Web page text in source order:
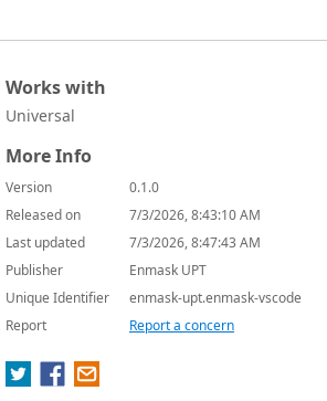
Works with
Universal
More Info
Version
0.1.0
Released on
7/3/2026, 8:43:10 AM
Last updated
7/3/2026, 8:47:43 AM
Publisher
Enmask UPT
Unique Identifier
enmask-upt.enmask-vscode
Report
Report a concern